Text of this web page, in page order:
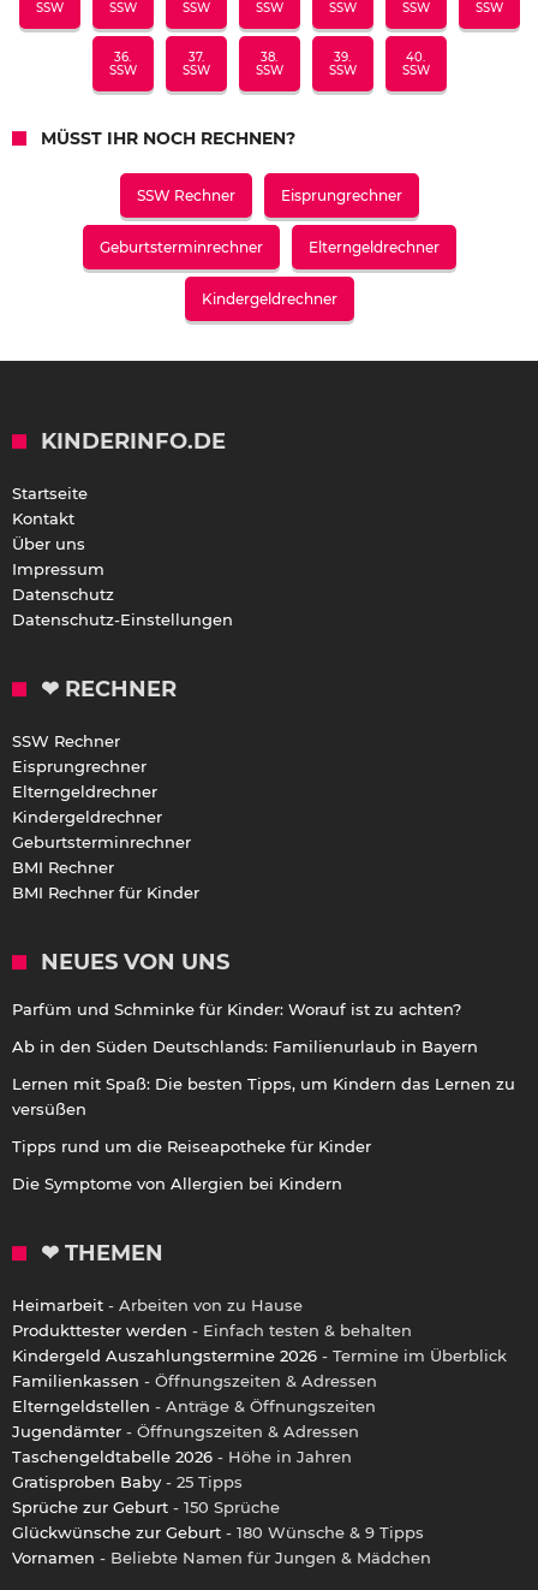
SSW
SSW
SSW
SSW
SSW
SSW
SSW
36.
SSW
37.
SSW
38.
SSW
39.
SSW
40.
SSW
MÜSST IHR NOCH RECHNEN?
SSW Rechner Eisprungrechner
Geburtsterminrechner Elterngeldrechner
Kindergeldrechner
KINDERINFO.DE
Startseite
Kontakt
Über uns
Impressum
Datenschutz
Datenschutz-Einstellungen
❤ RECHNER
SSW Rechner
Eisprungrechner
Elterngeldrechner
Kindergeldrechner
Geburtsterminrechner
BMI Rechner
BMI Rechner für Kinder
NEUES VON UNS
Parfüm und Schminke für Kinder: Worauf ist zu achten?
Ab in den Süden Deutschlands: Familienurlaub in Bayern
Lernen mit Spaß: Die besten Tipps, um Kindern das Lernen zu
versüßen
Tipps rund um die Reiseapotheke für Kinder
Die Symptome von Allergien bei Kindern
❤ THEMEN
Heimarbeit - Arbeiten von zu Hause
Produkttester werden - Einfach testen & behalten
Kindergeld Auszahlungstermine 2026 - Termine im Überblick
Familienkassen - Öffnungszeiten & Adressen
Elterngeldstellen - Anträge & Öffnungszeiten
Jugendämter - Öffnungszeiten & Adressen
Taschengeldtabelle 2026 - Höhe in Jahren
Gratisproben Baby - 25 Tipps
Sprüche zur Geburt - 150 Sprüche
Glückwünsche zur Geburt - 180 Wünsche & 9 Tipps
Vornamen - Beliebte Namen für Jungen & Mädchen